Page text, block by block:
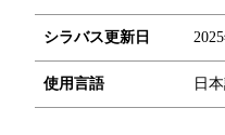
シラバス更新日
使用言語 日